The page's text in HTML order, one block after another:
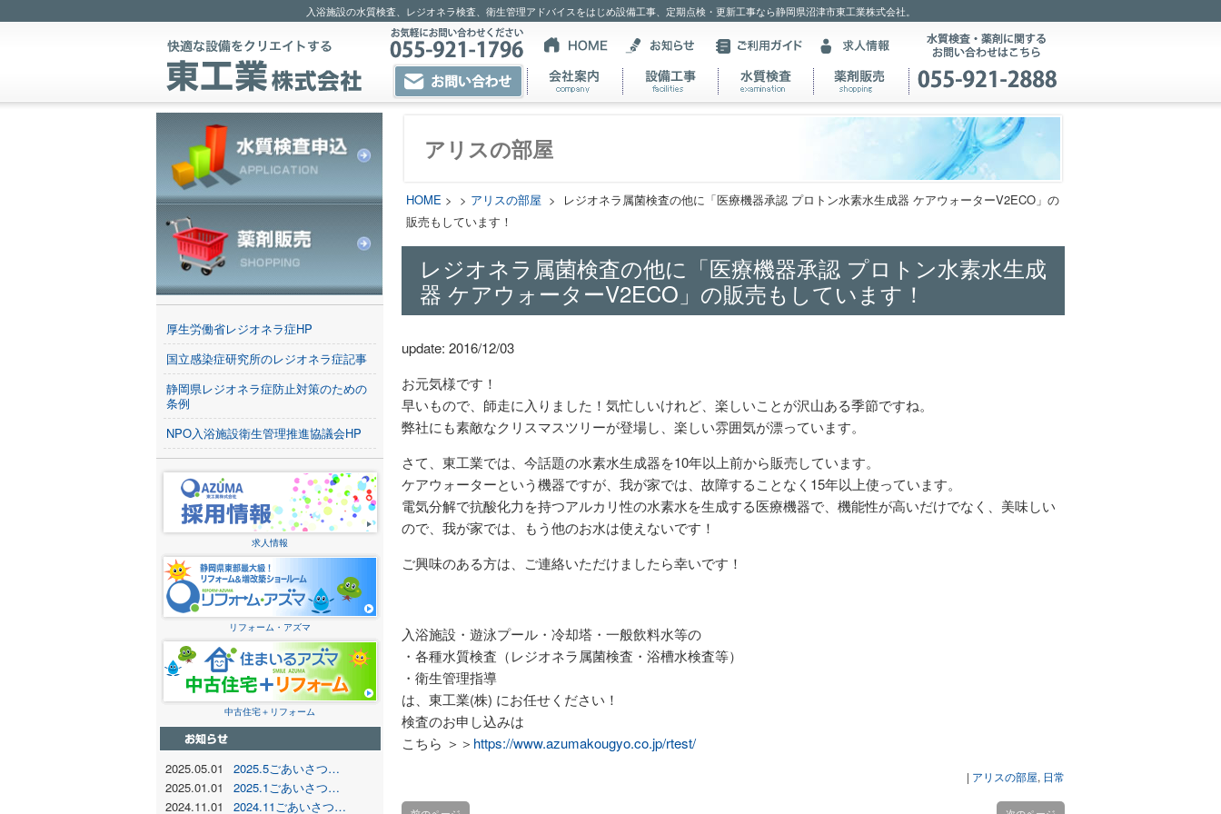
入浴施設の水質検査、レジオネラ検査、衛生管理アドバイスをはじめ設備工事、定期点検・更新工事なら静岡県沼津市東工業株式会社。
アリスの部屋
HOME > > アリスの部屋 > レジオネラ属菌検査の他に「医療機器承認 プロトン水素水生成器 ケアウォーターV2ECO」の
販売もしています！
レジオネラ属菌検査の他に「医療機器承認 プロトン水素水生成
器 ケアウォーターV2ECO」の販売もしています！
update: 2016/12/03
お元気様です！
早いもので、師走に入りました！気忙しいけれど、楽しいことが沢山ある季節ですね。
弊社にも素敵なクリスマスツリーが登場し、楽しい雰囲気が漂っています。
さて、東工業では、今話題の水素水生成器を10年以上前から販売しています。
ケアウォーターという機器ですが、我が家では、故障することなく15年以上使っています。
電気分解で抗酸化力を持つアルカリ性の水素水を生成する医療機器で、機能性が高いだけでなく、美味しい
ので、我が家では、もう他のお水は使えないです！
ご興味のある方は、ご連絡いただけましたら幸いです！
入浴施設・遊泳プール・冷却塔・一般飲料水等の
・各種水質検査（レジオネラ属菌検査・浴槽水検査等）
・衛生管理指導
は、東工業(株) にお任せください！
検査のお申し込みは
こちら ＞＞ https://www.azumakougyo.co.jp/rtest/
| アリスの部屋, 日常
厚生労働省レジオネラ症HP
国立感染症研究所のレジオネラ症記事
静岡県レジオネラ症防止対策のための
条例
NPO入浴施設衛生管理推進協議会HP
求人情報
リフォーム・アズマ
中古住宅＋リフォーム
2025.05.01
2025.5ごあいさつ…
2025.01.01
2025.1ごあいさつ…
2024.11.01
2024.11ごあいさつ…